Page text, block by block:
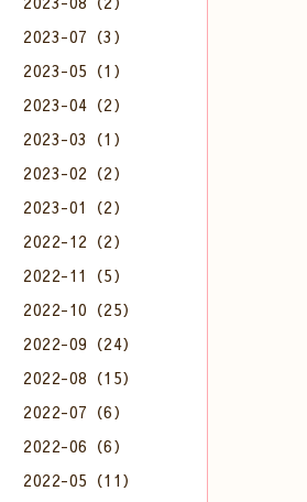
2023-07（3）
2023-05（1）
2023-04（2）
2023-03（1）
2023-02（2）
2023-01（2）
2022-12（2）
2022-11（5）
2022-10（25）
2022-09（24）
2022-08（15）
2022-07（6）
2022-06（6）
2022-05（11）